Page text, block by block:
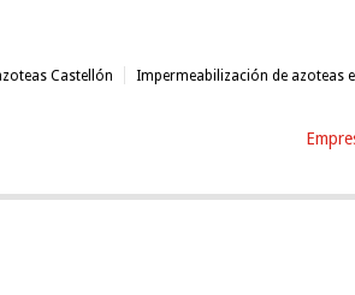
Castellón Impermeabilización de azoteas